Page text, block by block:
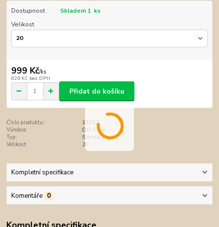
Dostupnost
Skladem 1 ks
Velikost
999 Kč/ks
826 Kč bez DPH
Přidat do košíku
Číslo produktu:
18112
Výrobce:
DD Step
Typ:
Sandály
Velikost:
20
Kompletní specifikace
Komentáře 0